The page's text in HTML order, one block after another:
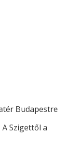
Budapestre
Szigettől a